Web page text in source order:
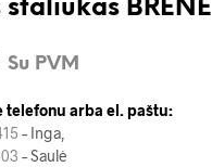
staliukas BRENE
Su PVM
telefonu arba el. paštu:
– Inga,
– Saulė